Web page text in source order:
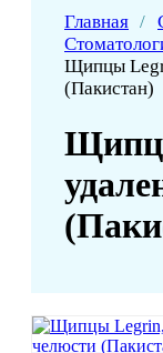
Главная /
Щипцы
(Пакистан)